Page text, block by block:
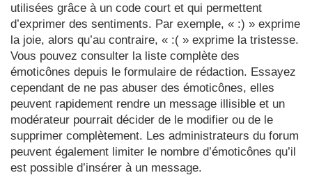
utilisées grâce à un code court et qui permettent
d’exprimer des sentiments. Par exemple, « :) » exprime
la joie, alors qu’au contraire, « :( » exprime la tristesse.
Vous pouvez consulter la liste complète des
émoticônes depuis le formulaire de rédaction. Essayez
cependant de ne pas abuser des émoticônes, elles
peuvent rapidement rendre un message illisible et un
modérateur pourrait décider de le modifier ou de le
supprimer complètement. Les administrateurs du forum
peuvent également limiter le nombre d’émoticônes qu’il
est possible d’insérer à un message.